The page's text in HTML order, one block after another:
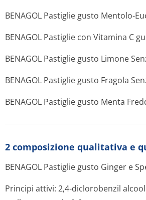
BENAGOL Pastiglie gusto Mentolo-
BENAGOL Pastiglie con Vitamina C
BENAGOL Pastiglie gusto Limone
BENAGOL Pastiglie gusto Fragola
BENAGOL Pastiglie gusto Menta
2 composizione qualitativa e
BENAGOL Pastiglie gusto Ginger e
Principi attivi: 2,4-diclorobenzil